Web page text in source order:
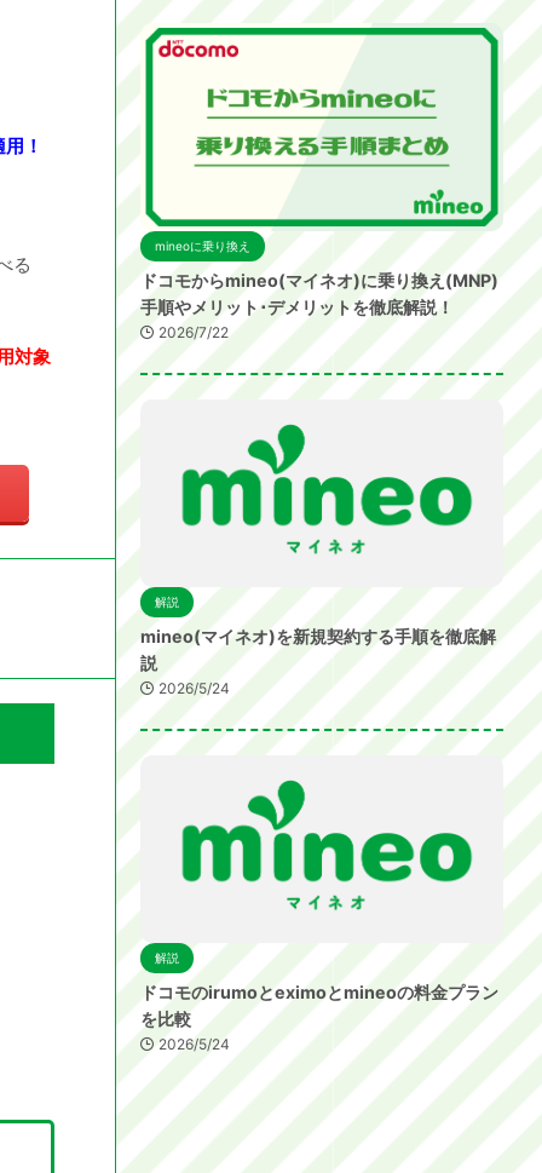
！
る
対象
mineoに乗り換え
ドコモからmineo(マイネオ)に乗り換え(MNP)
手順やメリット･デメリットを徹底解説！
2026/7/22
解説
mineo(マイネオ)を新規契約する手順を徹底解
説
2026/5/24
解説
ドコモのirumoとeximoとmineoの料金プラン
を比較
2026/5/24